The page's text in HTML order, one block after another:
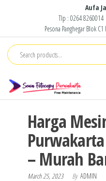
content
Aufa
Tlp : 0264 8260014
Pesona Panghegar Blok
Harga
– Murah
March 25, 2023 By ADMIN